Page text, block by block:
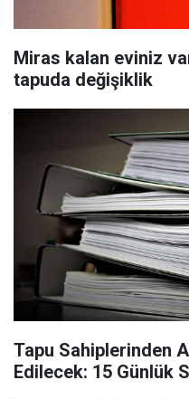
Miras kalan eviniz
tapuda değişiklik
Tapu Sahiplerinden
Edilecek: 15 Günlük